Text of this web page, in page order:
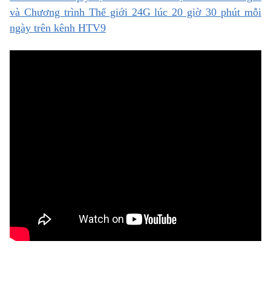
và Chương trình Thế giới 24G lúc 20 giờ 30 phút mỗi
ngày trên kênh HTV9